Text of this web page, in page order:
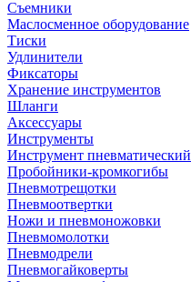
Съемники
Маслосменное оборудование
Тиски
Удлинители
Фиксаторы
Хранение инструментов
Шланги
Аксессуары
Инструменты
Инструмент пневматический
Пробойники-кромкогибы
Пневмотрещотки
Пневмоотвертки
Ножи и пневмоножовки
Пневмомолотки
Пневмодрели
Пневмогайковерты